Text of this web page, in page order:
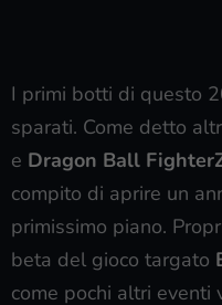
I primi botti di questo
sparati. Come detto
e Dragon Ball
compito di aprire un
primissimo piano.
beta del gioco targato
come pochi altri eventi